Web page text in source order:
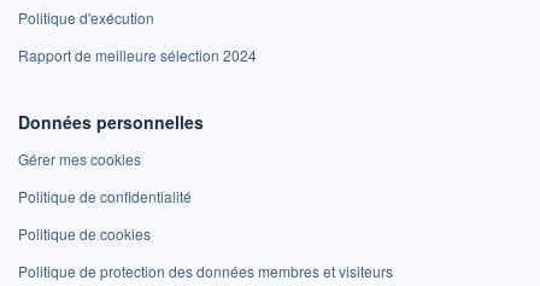
Politique d'exécution
Rapport de meilleure sélection 2024
Données personnelles
Gérer mes cookies
Politique de confidentialité
Politique de cookies
Politique de protection des données membres et visiteurs